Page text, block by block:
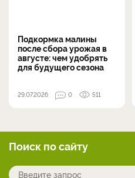
Подкормка малины
после сбора урожая в
августе: чем удобрять
для будущего сезона
29.07.2026 0 511
Поиск по сайту